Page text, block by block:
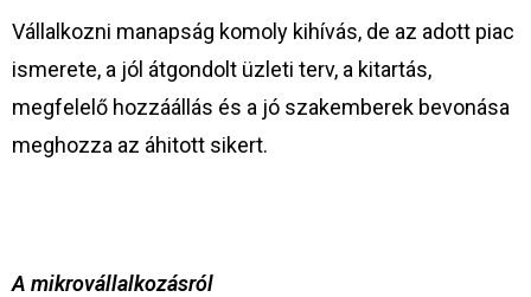
Vállalkozni manapság komoly kihívás, de az adott piac
ismerete, a jól átgondolt üzleti terv, a kitartás,
megfelelő hozzáállás és a jó szakemberek bevonása
meghozza az áhitott sikert.
A mikrovállalkozásról